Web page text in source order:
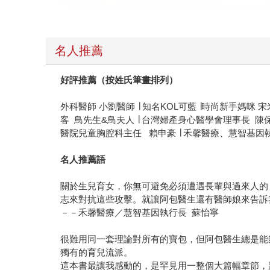
名人推薦
好評推薦（按姓氏筆畫排列）
外科醫師 小劉醫師 ∣ 知名KOL可藍 ∣時尚新手媽咪
客 鳥先生&鳥夫人 ∣ 台灣婦產身心醫學會理事長 陳
醫院兒童胸腔科主任 賴申豪 ∣ 禾馨醫療、慧智基因
名人推薦語
關於生兒育女，你無可避免必須遭遇長輩與過來人
志來對抗這些攻擊。就讓阿包醫生還有醫師娘來告
－－禾馨醫療／慧智基因執行長 蘇怡寧
很難用同一套理論對所有的寶包，但阿包醫生總是
獨有的育兒流派。
這本書最讓我感動的，是罕見用一整個大篇幅章節